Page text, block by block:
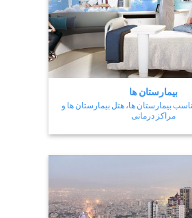
بیمارستان ها
بیمارستان ها، هتل بیمارستان ها و
مراکز درمانی